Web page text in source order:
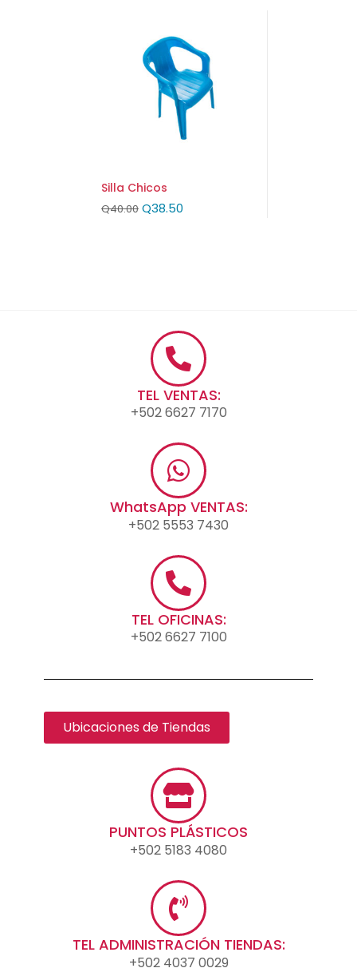
Silla Chicos
Q40.00 Q38.50
TEL VENTAS:
+502 6627 7170
WhatsApp VENTAS:
+502 5553 7430
TEL OFICINAS:
+502 6627 7100
Ubicaciones de Tiendas
PUNTOS PLÁSTICOS
+502 5183 4080
TEL ADMINISTRACIÓN TIENDAS:
+502 4037 0029